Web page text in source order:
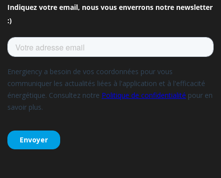
Indiquez votre email, nous vous enverrons notre newsletter
:)